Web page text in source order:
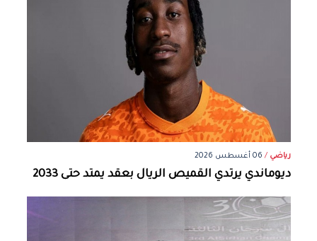
رياضي / 06 أغسطس 2026
ديوماندي يرتدي القميص الريال بعقد يمتد حتى 2033